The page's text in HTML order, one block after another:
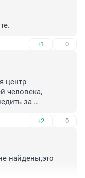
+1 –0
центр
человека,
за
+2 –0
найдены,это